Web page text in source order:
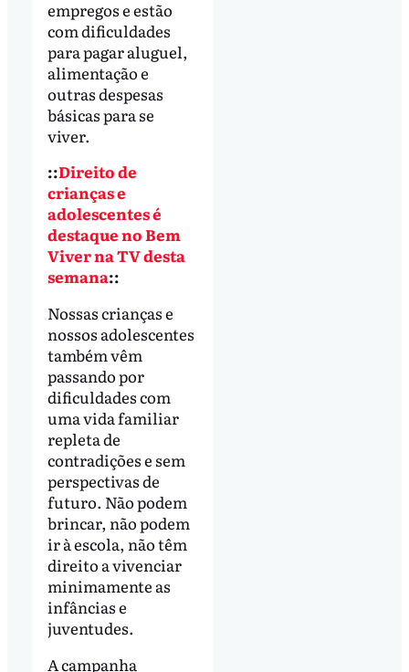
empregos e estão
com dificuldades
para pagar aluguel,
alimentação e
outras despesas
básicas para se
viver.
::Direito de
crianças e
adolescentes é
destaque no Bem
Viver na TV desta
semana::
Nossas crianças e
nossos adolescentes
também vêm
passando por
dificuldades com
uma vida familiar
repleta de
contradições e sem
perspectivas de
futuro. Não podem
brincar, não podem
ir à escola, não têm
direito a vivenciar
minimamente as
infâncias e
juventudes.
A campanha